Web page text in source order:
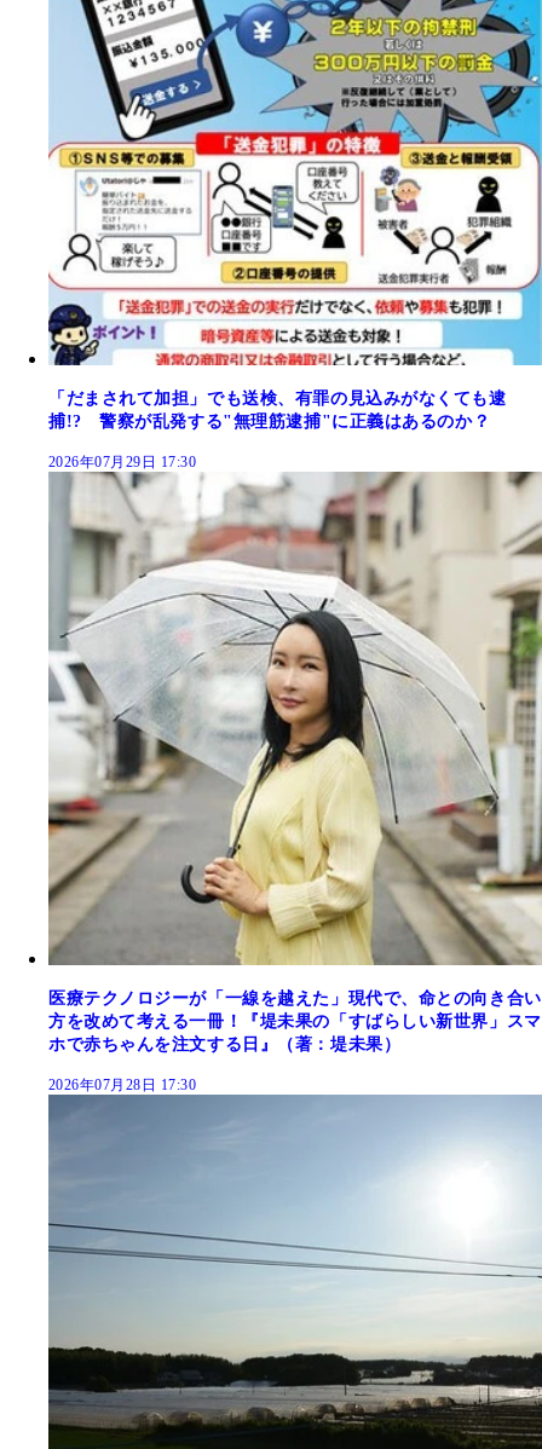
「だまされて加担」でも送検、有罪の見込みがなくても逮
捕!? 警察が乱発する"無理筋逮捕"に正義はあるのか？
2026年07月29日 17:30
医療テクノロジーが「一線を越えた」現代で、命との向き合い
方を改めて考える一冊！『堤未果の「すばらしい新世界」スマ
ホで赤ちゃんを注文する日』（著：堤未果）
2026年07月28日 17:30